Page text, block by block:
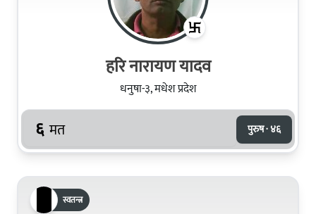
हरि नारायण यादव
धनुषा-३, मधेश प्रदेश
६ मत पुरुष · ४६
स्वतन्त्र